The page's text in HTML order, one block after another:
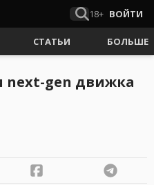
18+ ВОЙТИ
СТАТЬИ БОЛЬШЕ
next-gen движка